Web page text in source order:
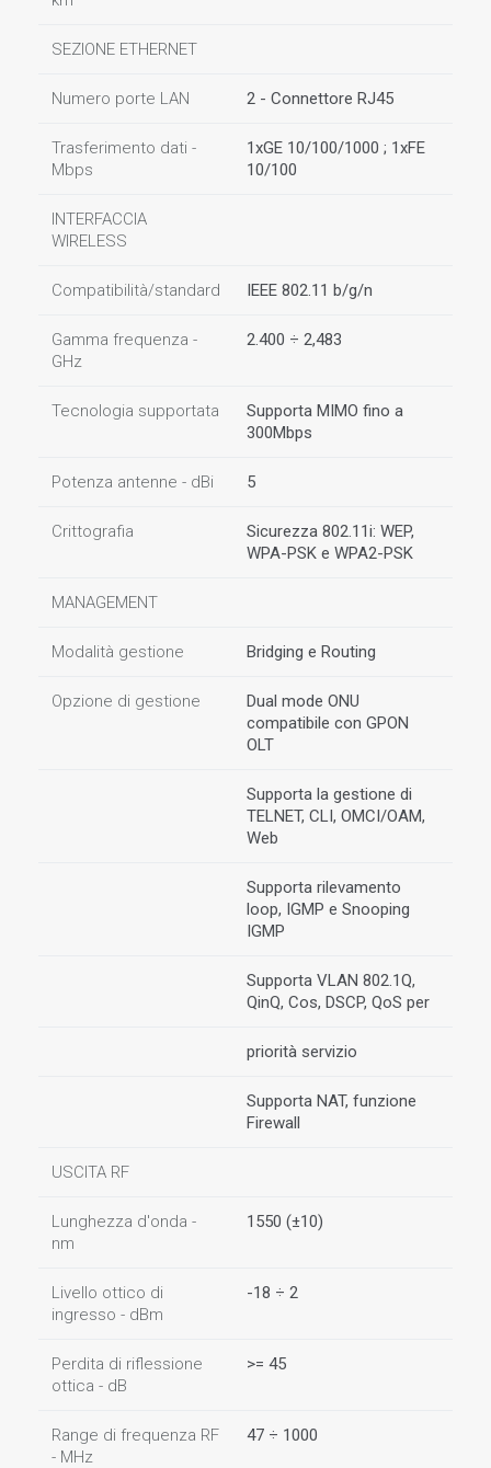
SEZIONE ETHERNET
Numero porte LAN 2 - Connettore RJ45
Trasferimento dati -
Mbps
1xGE 10/100/1000 ; 1xFE
10/100
INTERFACCIA
WIRELESS
Compatibilità/standard IEEE 802.11 b/g/n
Gamma frequenza -
GHz
2.400 ÷ 2,483
Tecnologia supportata
Supporta MIMO fino a
300Mbps
Potenza antenne - dBi 5
Crittografia
Sicurezza 802.11i: WEP,
WPA-PSK e WPA2-PSK
MANAGEMENT
Modalità gestione Bridging e Routing
Opzione di gestione
Dual mode ONU
compatibile con GPON
OLT
Supporta la gestione di
TELNET, CLI, OMCI/OAM,
Web
Supporta rilevamento
loop, IGMP e Snooping
IGMP
Supporta VLAN 802.1Q,
QinQ, Cos, DSCP, QoS per
priorità servizio
Supporta NAT, funzione
Firewall
USCITA RF
Lunghezza d'onda -
nm
1550 (±10)
Livello ottico di
ingresso - dBm
-18 ÷ 2
Perdita di riflessione
ottica - dB
>= 45
Range di frequenza RF
- MHz
47 ÷ 1000